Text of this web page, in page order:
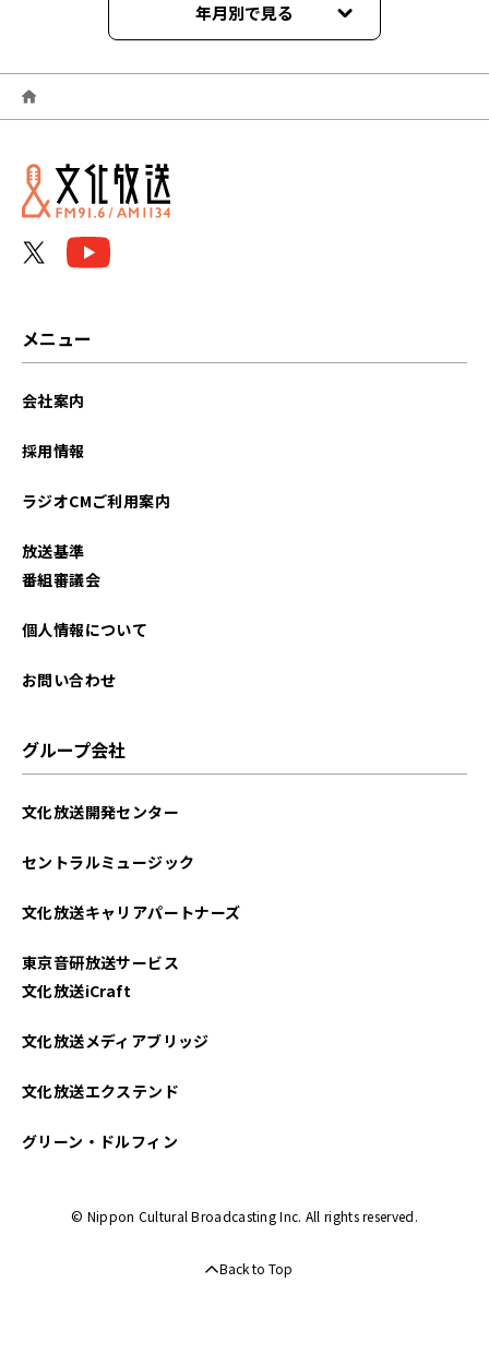
年月別で見る
2026年07月
2026年06月
2026年05月
2025年08月
2025年05月
2024年12月
2024年11月
2024年10月
メニュー
会社案内
採用情報
ラジオCMご利用案内
放送基準
番組審議会
個人情報について
お問い合わせ
グループ会社
文化放送開発センター
セントラルミュージック
文化放送キャリアパートナーズ
東京音研放送サービス
文化放送iCraft
文化放送メディアブリッジ
文化放送エクステンド
グリーン・ドルフィン
© Nippon Cultural Broadcasting Inc. All rights reserved.
Back to Top